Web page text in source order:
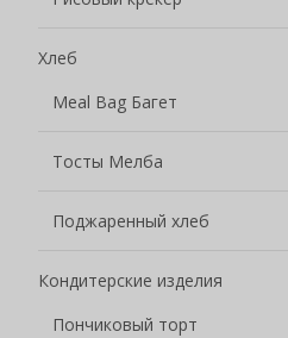
Хлеб
Meal Bag Багет
Тосты Мелба
Поджаренный хлеб
Кондитерские изделия
Пончиковый торт